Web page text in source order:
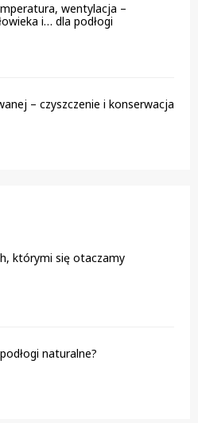
wentylacja –
i… dla podłogi
– czyszczenie i konserwacja
którymi się otaczamy
naturalne?